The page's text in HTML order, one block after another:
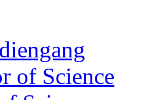
of Science